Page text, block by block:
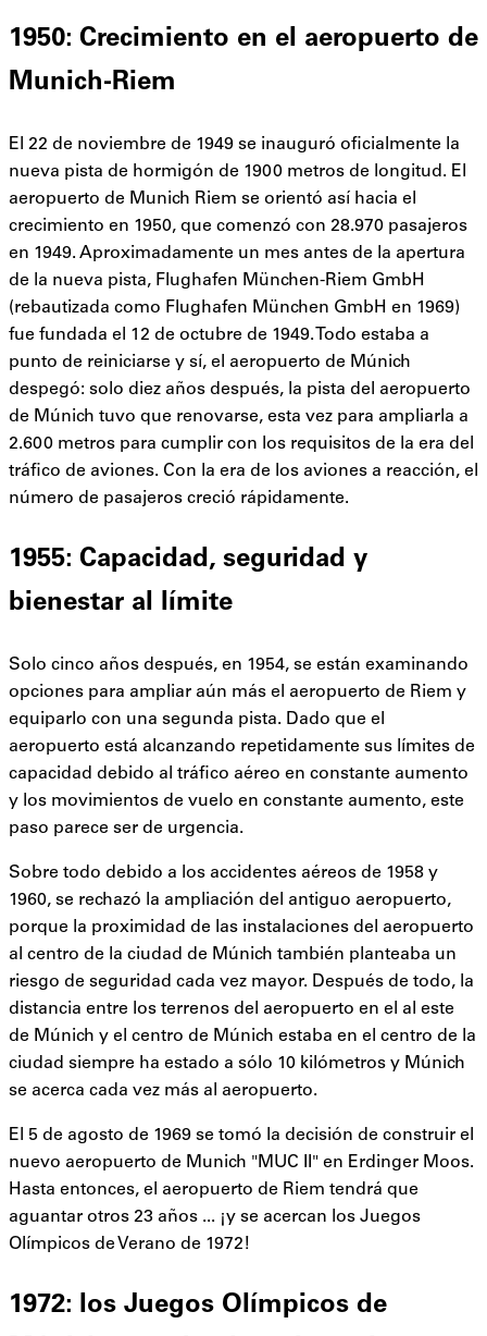
1950: Crecimiento en el aeropuerto de
Munich-Riem
El 22 de noviembre de 1949 se inauguró oficialmente la
nueva pista de hormigón de 1900 metros de longitud. El
aeropuerto de Munich Riem se orientó así hacia el
crecimiento en 1950, que comenzó con 28.970 pasajeros
en 1949. Aproximadamente un mes antes de la apertura
de la nueva pista, Flughafen München-Riem GmbH
(rebautizada como Flughafen München GmbH en 1969)
fue fundada el 12 de octubre de 1949. Todo estaba a
punto de reiniciarse y sí, el aeropuerto de Múnich
despegó: solo diez años después, la pista del aeropuerto
de Múnich tuvo que renovarse, esta vez para ampliarla a
2.600 metros para cumplir con los requisitos de la era del
tráfico de aviones. Con la era de los aviones a reacción, el
número de pasajeros creció rápidamente.
1955: Capacidad, seguridad y
bienestar al límite
Solo cinco años después, en 1954, se están examinando
opciones para ampliar aún más el aeropuerto de Riem y
equiparlo con una segunda pista. Dado que el
aeropuerto está alcanzando repetidamente sus límites de
capacidad debido al tráfico aéreo en constante aumento
y los movimientos de vuelo en constante aumento, este
paso parece ser de urgencia.
Sobre todo debido a los accidentes aéreos de 1958 y
1960, se rechazó la ampliación del antiguo aeropuerto,
porque la proximidad de las instalaciones del aeropuerto
al centro de la ciudad de Múnich también planteaba un
riesgo de seguridad cada vez mayor. Después de todo, la
distancia entre los terrenos del aeropuerto en el al este
de Múnich y el centro de Múnich estaba en el centro de la
ciudad siempre ha estado a sólo 10 kilómetros y Múnich
se acerca cada vez más al aeropuerto.
El 5 de agosto de 1969 se tomó la decisión de construir el
nuevo aeropuerto de Munich "MUC II" en Erdinger Moos.
Hasta entonces, el aeropuerto de Riem tendrá que
aguantar otros 23 años ... ¡y se acercan los Juegos
Olímpicos de Verano de 1972!
1972: los Juegos Olímpicos de